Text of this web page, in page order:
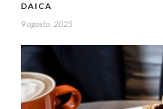
DAICA
9 agosto, 2025